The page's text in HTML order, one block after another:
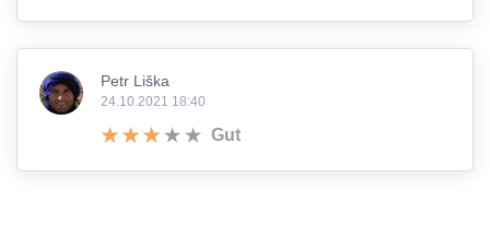
Petr Liška
24.10.2021 18:40
Gut